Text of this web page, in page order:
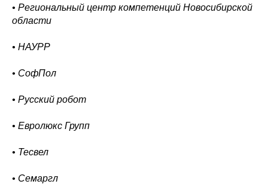
• Региональный центр компетенций Новосибирской
области
• НАУРР
• СофПол
• Русский робот
• Евролюкс Групп
• Тесвел
• Семаргл